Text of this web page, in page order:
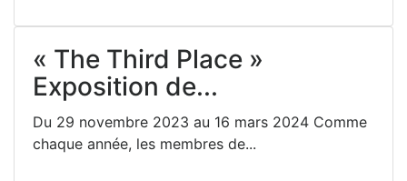
« The Third Place »
Exposition de...
Du 29 novembre 2023 au 16 mars 2024 Comme
chaque année, les membres de...